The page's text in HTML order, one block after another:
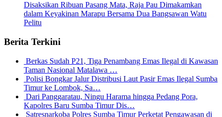
Disaksikan Ribuan Pasang Mata, Raja Pau Dimakamkan
dalam Keyakinan Marapu Bersama Dua Bangsawan Watu
Pelitu
Berita Terkini
Berkas Sudah P21, Tiga Penambang Emas Ilegal di Kawasan
Taman Nasional Matalawa …
Polisi Bongkar Jalur Distribusi Laut Pasir Emas Ilegal Sumba
Timur ke Lombok, Sa…
Dari Panggaratau, Ningu Harama hingga Pedang Pora,
Kapolres Baru Sumba Timur Dis…
Satresnarkoba Polres Sumba Timur Perketat Pengawasan di